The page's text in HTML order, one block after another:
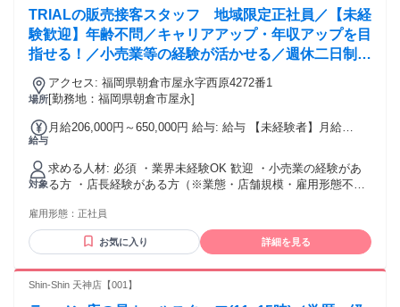
TRIALの販売接客スタッフ 地域限定正社員／【未経
験歓迎】年齢不問／キャリアアップ・年収アップを目
指せる！／小売業等の経験が活かせる／週休二日制／
昇給・賞与あり／福利厚生充実
場所
アクセス: 福岡県朝倉市屋永字西原4272番1
[勤務地：福岡県朝倉市屋永]
給与
月給206,000円～650,000円 給与: 給与 【未経験者】月給
者】月給375,000円～650,000円 ※初年度の想定年収：360万
円～800万円 ※当社規定の採用基準により、能力、年齢、前
職経験によって給与を決定します。 ※試用期間2ヶ月（賃金同
一） 給与にプラスしてもらえる手当・インセンティブ ◎残業
当 ◎単身手当 ◎残業手当（全額支給） ◎深夜手当 ※一部、
店舗により異なります モデル年収例 年収1000万円 ／ 43歳 ／
上級店長就任／30歳入社 年収900万円 ／ 40歳 ／大型店店長
就任／40歳入社 年収670万円 ／ 32歳 ／店長就任／31歳入社
※固定残業・みなし残業なし！残業分は1分単位で支給！ （実
対象
求める人材: 必須 ・業界未経験OK 歓迎 ・小売業の経験があ
る方 ・店長経験がある方（※業態・店舗規模・雇用形態不
方 ・1社でじっくりスキルを磨きたい方 ・成長力のある企業
で自身も成長したい方 他のスーパーマーケットやディスカウ
ントストア、 コンビニやドラッグストア、ホームセンターな
◆。◇。◆。◇。◆。◇。◆。 着実なキャリアアップ 店長に
雇用形態： 正社員
お気に入り 詳細を見る
Shin-Shin 天神店【001】